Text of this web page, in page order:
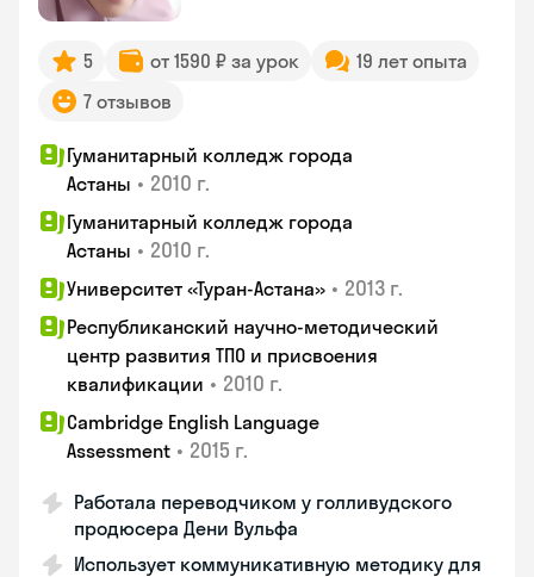
5 от 1590 ₽ за урок
19 лет опыта
7 отзывов
Гуманитарный колледж города
Астаны • 2010 г.
Гуманитарный колледж города
Астаны • 2010 г.
Университет «Туран-Астана» • 2013 г.
Республиканский научно-методический
центр развития ТПО и присвоения
квалификации • 2010 г.
Cambridge English Language
Assessment • 2015 г.
Работала переводчиком у голливудского
продюсера Дени Вульфа
Использует коммуникативную методику для